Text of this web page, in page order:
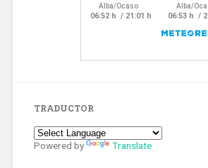
TRADUCTOR
Powered by Translate